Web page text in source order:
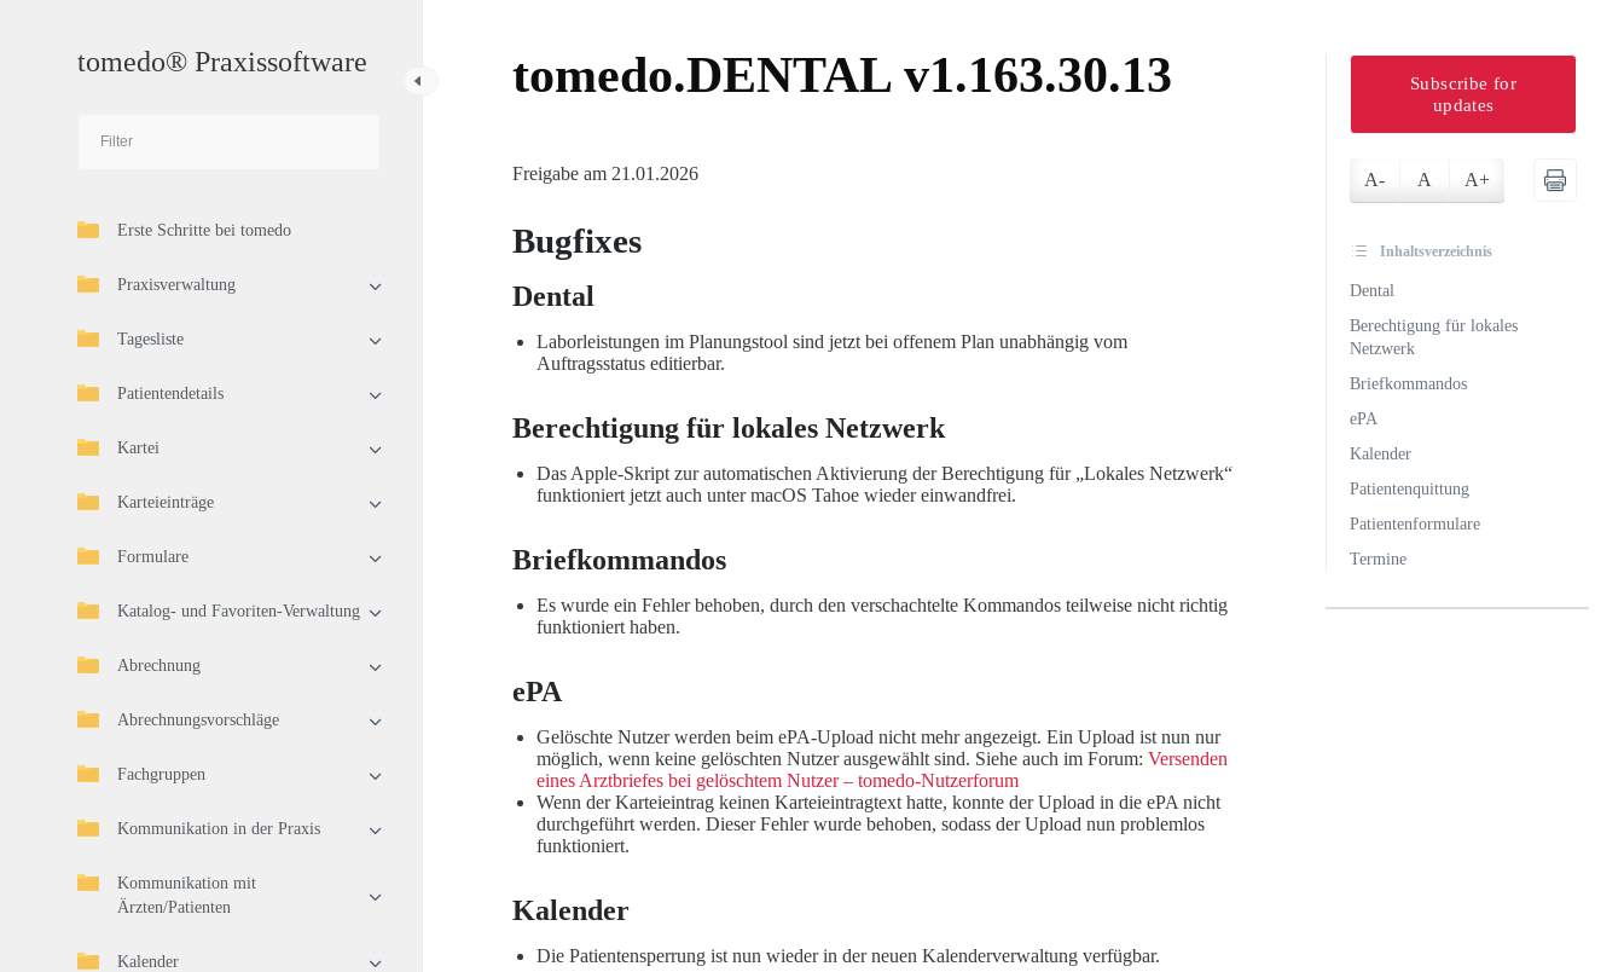
tomedo® Praxissoftware
Erste Schritte bei tomedo
Praxisverwaltung
Tagesliste
Patientendetails
Kartei
Karteieinträge
Formulare
Katalog- und Favoriten-Verwaltung
Abrechnung
Abrechnungsvorschläge
Fachgruppen
Kommunikation in der Praxis
Kommunikation mit
Ärzten/Patienten
Kalender
tomedo.DENTAL v1.163.30.13
Freigabe am 21.01.2026
Bugfixes
Dental
Laborleistungen im Planungstool sind jetzt bei offenem Plan unabhängig vom
Auftragsstatus editierbar.
Berechtigung für lokales Netzwerk
Das Apple-Skript zur automatischen Aktivierung der Berechtigung für „Lokales Netzwerk“
funktioniert jetzt auch unter macOS Tahoe wieder einwandfrei.
Briefkommandos
Es wurde ein Fehler behoben, durch den verschachtelte Kommandos teilweise nicht richtig
funktioniert haben.
ePA
Gelöschte Nutzer werden beim ePA-Upload nicht mehr angezeigt. Ein Upload ist nun nur
möglich, wenn keine gelöschten Nutzer ausgewählt sind. Siehe auch im Forum: Versenden
eines Arztbriefes bei gelöschtem Nutzer – tomedo-Nutzerforum
Wenn der Karteieintrag keinen Karteieintragtext hatte, konnte der Upload in die ePA nicht
durchgeführt werden. Dieser Fehler wurde behoben, sodass der Upload nun problemlos
funktioniert.
Kalender
Die Patientensperrung ist nun wieder in der neuen Kalenderverwaltung verfügbar.
Subscribe for
updates
A- A A+
Inhaltsverzeichnis
Dental
Berechtigung für lokales
Netzwerk
Briefkommandos
ePA
Kalender
Patientenquittung
Patientenformulare
Termine